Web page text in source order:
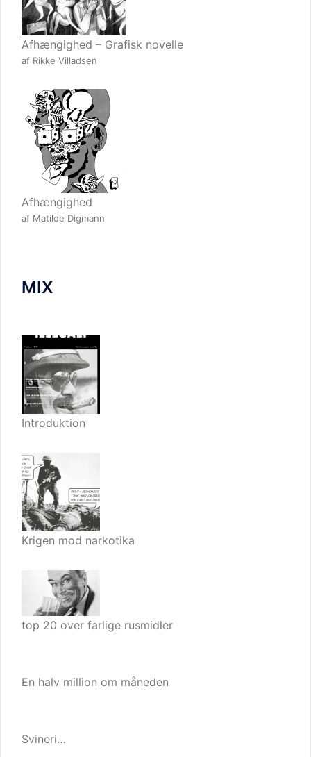
Afhængighed – Grafisk novelle
af Rikke Villadsen
Afhængighed
af Matilde Digmann
MIX
Introduktion
Krigen mod narkotika
top 20 over farlige rusmidler
En halv million om måneden
Svineri…